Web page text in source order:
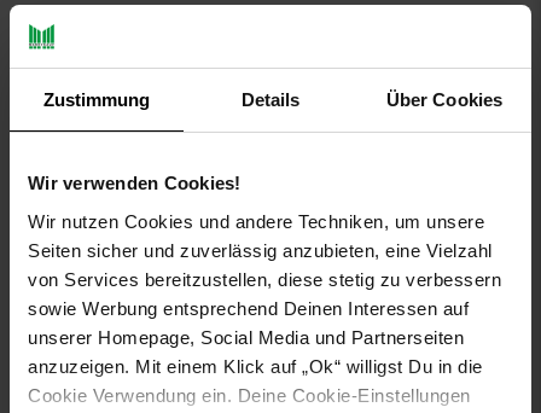
Zustimmung Details Über Cookies
Wir verwenden Cookies!
Wir nutzen Cookies und andere Techniken, um unsere
Seiten sicher und zuverlässig anzubieten, eine Vielzahl
von Services bereitzustellen, diese stetig zu verbessern
sowie Werbung entsprechend Deinen Interessen auf
unserer Homepage, Social Media und Partnerseiten
anzuzeigen. Mit einem Klick auf „Ok“ willigst Du in die
Cookie Verwendung ein. Deine Cookie-Einstellungen
Ritzenhoff & Breker INGA Salatschale ø 13 cm 12er Set
Quasi unentbehrlich: Mit ihrer schlichten, geradlinigen
Gestaltung, die - nebenbei bemerkt - eine prägnante Ästhetik
gebrauchstauglich und benutzerfreundlich - egal, ob morgens,
Knabbereien. Denn ihre konische Form bietet reichlich Tiefe
zum Einfüllen von Speisen, weshalb so schnell nichts
überlaufen und auf der Tischdecke landen kann. Die Schalen
eignen sich dank ihrer Form und Tiefe übrigens auch ganz
hervorragend für Schichtsalate und -desserts.
Artikeldetails:
Durchmesser: ca. 13 cm